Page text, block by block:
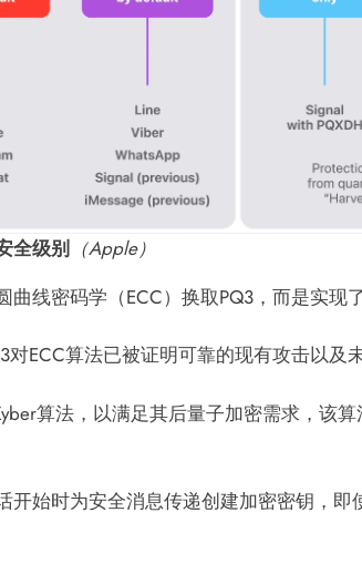
全级别 （Apple）
曲线密码学（ECC）换取PQ3，而是实现
对ECC算法已被证明可靠的现有攻击以及
算法，以满足其后量子加密需求，该
开始时为安全消息传递创建加密密钥，